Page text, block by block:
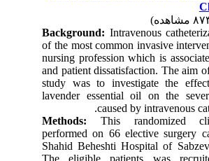
Background:Intravenous
of the most common invasive
nursing profession which is
and patient dissatisfaction. The aim
study was to investigate the
lavender essential oil on the
caused by intravenous
Methods
This randomized
performed on 66 elective surgery
Shahid Beheshti Hospital of
The eligible patients was